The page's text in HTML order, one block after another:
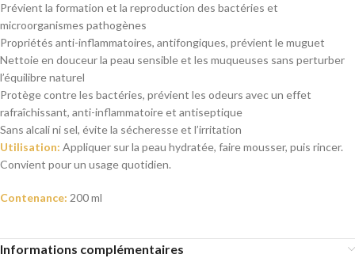
Prévient la formation et la reproduction des bactéries et
microorganismes pathogènes
Propriétés anti-inflammatoires, antifongiques, prévient le muguet
Nettoie en douceur la peau sensible et les muqueuses sans perturber
l’équilibre naturel
Protège contre les bactéries, prévient les odeurs avec un effet
rafraîchissant, anti-inflammatoire et antiseptique
Sans alcali ni sel, évite la sécheresse et l’irritation
Utilisation: Appliquer sur la peau hydratée, faire mousser, puis rincer.
Convient pour un usage quotidien.
Contenance: 200 ml
Informations complémentaires